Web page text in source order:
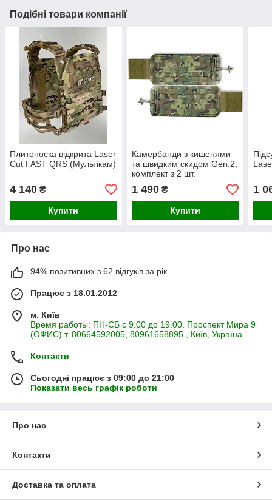
Подібні товари компанії
Плитоноска відкрита Laser
Cut FAST QRS (Мультікам)
4 140 ₴
Купити
Камербанди з кишенями
та швидким скидом Gen.2,
комплект з 2 шт.
1 490₴
Купити
1
Про нас
94% позитивних з 62 відгуків за рік
Працює з 18.01.2012
м. Київ
Время работы: ПН-СБ с 9.00 до 19.00. Проспект Мира 9
(ОФИС) т. 80664592005, 80961658895., Київ, Україна
Контакти
Сьогодні працює з 09:00 до 21:00
Показати весь графік роботи
Про нас
Контакти
Доставка та оплата